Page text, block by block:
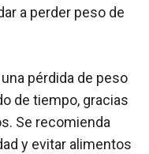
a perder peso de
pérdida de peso
de tiempo, gracias
Se recomienda
y evitar alimentos